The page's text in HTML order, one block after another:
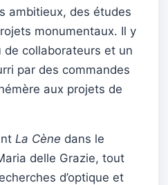
ambitieux, des études
monumentaux. Il y
de collaborateurs et un
par des commandes
aux projets de
La Cène dans le
delle Grazie, tout
d’optique et